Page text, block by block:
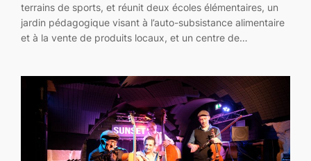
terrains de sports, et réunit deux écoles élémentaires, un
jardin pédagogique visant à l’auto-subsistance alimentaire
et à la vente de produits locaux, et un centre de…